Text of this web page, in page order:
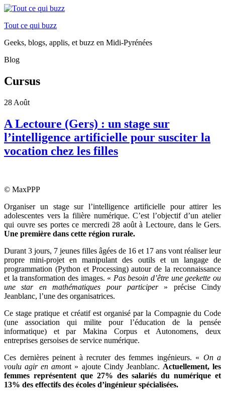
Tout ce qui buzz
Geeks, blogs, applis, et buzz en Midi-Pyrénées
Blog
Cursus
28 Août
A Lectoure (Gers) : un stage sur
l’intelligence artificielle pour susciter la
vocation chez les filles
© MaxPPP
Organiser un stage sur l’intelligence artificielle pour attirer les
adolescentes vers la filière numérique. C’est l’objectif d’un atelier
qui ouvre ses portes ce mercredi 28 août à Lectoure, dans le Gers.
Une première dans cette région rurale.
Durant 3 jours, 7 jeunes filles âgées de 16 et 17 ans vont réaliser leur
propre mini-projet en manipulant des outils et un langage de
programmation (Python et Processing) autour de la reconnaissance
et la transformation des images. « Pas besoin d’être une geekette ou
une star en mathématiques pour participer» précise Cindy
Jeanblanc, l’une des organisatrices.
Ce stage pratique et créatif est organisé par la Compagnie du Code
(une association qui milite pour l’éducation de la pensée
informatique) et par Makina Corpus et Autonomens, deux
entreprises gersoises de service numérique.
Ces dernières peinent à recruter des femmes ingénieurs. « On a
voulu agir en amont » ajoute Cindy Jeanblanc. Actuellement, les
femmes représentent que 27% des salariés du numérique et
13% des effectifs des écoles d’ingénieur spécialisées.